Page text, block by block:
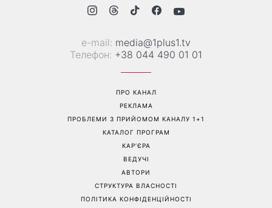
всіх знаків зодіаку: день
Пантелеймон, Микола та
Сава серед іменинників -
чому цього дня варто
зробити добру справу